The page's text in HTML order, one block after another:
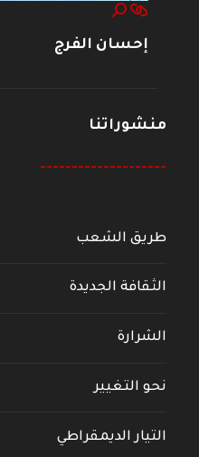
إحسان الفرج
منشوراتنا
--------------------
طريق الشعب
الثقافة الجديدة
الشرارة
نحو التغيير
التيار الديمقراطي